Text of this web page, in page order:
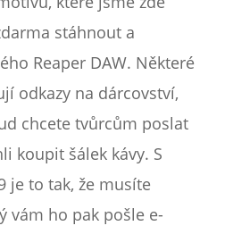
stáhnout a
Reaper DAW. Některé
odkazy na dárcovství,
chcete tvůrcům poslat
koupit šálek kávy. S
je to tak, že musíte
vám ho pak pošle e-